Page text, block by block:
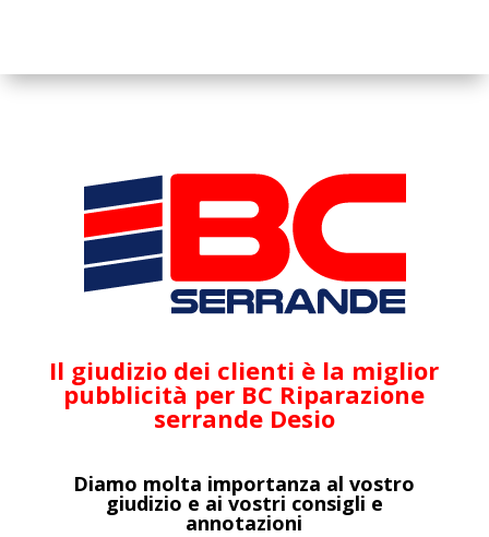
Il giudizio dei clienti è la miglior
pubblicità per BC Riparazione
serrande Desio
Diamo molta importanza al vostro
giudizio e ai vostri consigli e
annotazioni